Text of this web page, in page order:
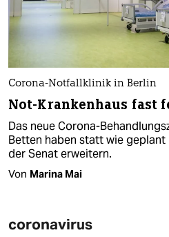
Corona-Notfallklinik in Berlin
Not-Krankenhaus fast
Das neue Corona-
Betten haben statt wie geplant
der Senat erweitern.
Von Marina Mai
coronavirus